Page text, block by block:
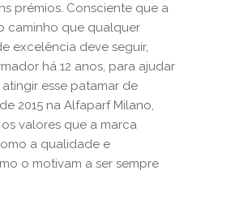
prémios. Consciente que a
caminho que qualquer
excelência deve seguir,
há 12 anos, para ajudar
esse patamar de
2015 na Alfaparf Milano,
valores que a marca
a qualidade e
o motivam a ser sempre